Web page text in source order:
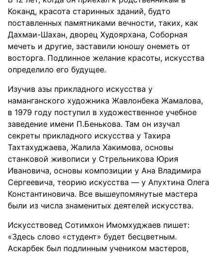
Коканд, красота старинных зданий, будто
поставленных памятниками вечности, таких, как
Дахмаи-Шахан, дворец Худоярхана, Соборная
мечеть и другие, заставили юношу онеметь от
восторга. Подлинное желание красоты, искусства
определило его будущее.
Изучив азы прикладного искусства у
наманганского художника Жавлонбека Жамалова,
в 1979 году поступил в художественное учебное
заведение имени П.Бенькова. Там он изучал
секреты прикладного искусства у Тахира
Тахтахуджаева, Жалила Хакимова, основы
станковой живописи у Стрельникова Юрия
Ивановича, основы композиции у Ана Владимира
Сергеевича, теорию искусства — у Апухтина Олега
Константиновича. Все вышеупомянутые мастера
были из числа знаменитых деятелей искусства.
Искусствовед Сотимхон Имомхуджаев пишет:
«Здесь слово «студент» будет бесцветным.
Аскарбек был подлинным учеником мастеров,